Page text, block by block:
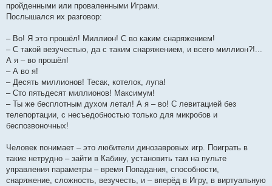
пройденными или проваленными Играми.
Послышался их разговор:
– Во! Я это прошёл! Миллион! С во каким снаряжением!
– С такой везучестью, да с таким снаряжением, и всего миллион?!...
А я – во прошёл!
– А во я!
– Десять миллионов! Тесак, котелок, лупа!
– Сто пятьдесят миллионов! Максимум!
– Ты же бесплотным духом летал! А я – во! С левитацией без
телепортации, с несъедобностью только для микробов и
беспозвоночных!
Человек понимает – это любители динозавровых игр. Поиграть в
такие нетрудно – зайти в Кабину, установить там на пульте
управления параметры – время Попадания, способности,
снаряжение, сложность, везучесть, и – вперёд в Игру, в виртуальную